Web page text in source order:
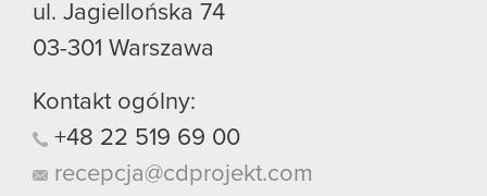
ul. Jagiellońska 74
03-301 Warszawa
Kontakt ogólny:
+48 22 519 69 00
recepcja@cdprojekt.com